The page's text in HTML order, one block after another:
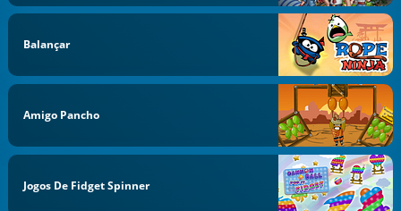
Balançar
Amigo Pancho
Jogos De Fidget Spinner